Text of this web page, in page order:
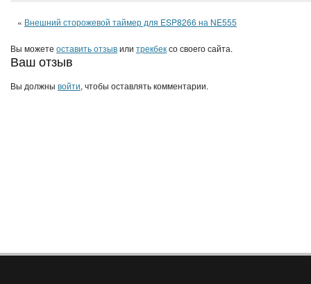
« Внешний сторожевой таймер для ESP8266 на NE555
Вы можете оставить отзывили трекбексо своего сайта.
Ваш отзыв
Вы должны войти, чтобы оставлять комментарии.